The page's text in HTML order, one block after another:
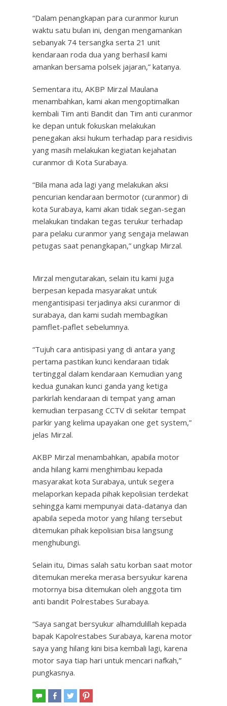
“Dalam penangkapan para curanmor kurun
waktu satu bulan ini, dengan mengamankan
sebanyak 74 tersangka serta 21 unit
kendaraan roda dua yang berhasil kami
amankan bersama polsek jajaran,” katanya.
Sementara itu, AKBP Mirzal Maulana
menambahkan, kami akan mengoptimalkan
kembali Tim anti Bandit dan Tim anti curanmor
ke depan untuk fokuskan melakukan
penegakan aksi hukum terhadap para residivis
yang masih melakukan kegiatan kejahatan
curanmor di Kota Surabaya.
“Bila mana ada lagi yang melakukan aksi
pencurian kendaraan bermotor (curanmor) di
kota Surabaya, kami akan tidak segan-segan
melakukan tindakan tegas terukur terhadap
para pelaku curanmor yang sengaja melawan
petugas saat penangkapan,” ungkap Mirzal.
Mirzal mengutarakan, selain itu kami juga
berpesan kepada masyarakat untuk
mengantisipasi terjadinya aksi curanmor di
surabaya, dan kami sudah membagikan
pamflet-paflet sebelumnya.
“Tujuh cara antisipasi yang di antara yang
pertama pastikan kunci kendaraan tidak
tertinggal dalam kendaraan Kemudian yang
kedua gunakan kunci ganda yang ketiga
parkirlah kendaraan di tempat yang aman
kemudian terpasang CCTV di sekitar tempat
parkir yang kelima upayakan one get system,”
jelas Mirzal.
AKBP Mirzal menambahkan, apabila motor
anda hilang kami menghimbau kepada
masyarakat kota Surabaya, untuk segera
melaporkan kepada pihak kepolisian terdekat
sehingga kami mempunyai data-datanya dan
apabila sepeda motor yang hilang tersebut
ditemukan pihak kepolisian bisa langsung
menghubungi.
Selain itu, Dimas salah satu korban saat motor
ditemukan mereka merasa bersyukur karena
motornya bisa ditemukan oleh anggota tim
anti bandit Polrestabes Surabaya.
“Saya sangat bersyukur alhamdulillah kepada
bapak Kapolrestabes Surabaya, karena motor
saya yang hilang kini bisa kembali lagi, karena
motor saya tiap hari untuk mencari nafkah,”
pungkasnya.